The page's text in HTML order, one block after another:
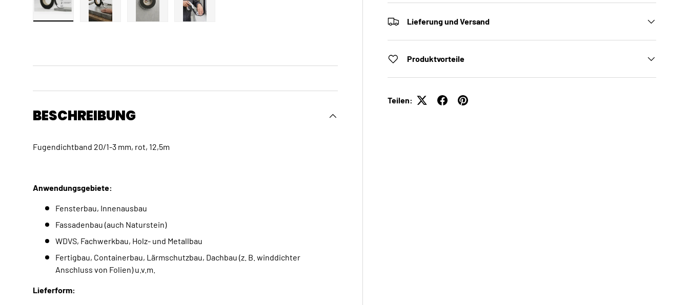
Lieferung und Versand
Produktvorteile
Teilen:
BESCHREIBUNG
Fugendichtband 20/1-3 mm, rot, 12,5m
Anwendungsgebiete:
Fensterbau, Innenausbau
Fassadenbau (auch Naturstein)
WDVS, Fachwerkbau, Holz- und Metallbau
Fertigbau, Containerbau, Lärmschutzbau, Dachbau (z. B. winddichter
Anschluss von Folien) u.v.m.
Lieferform: